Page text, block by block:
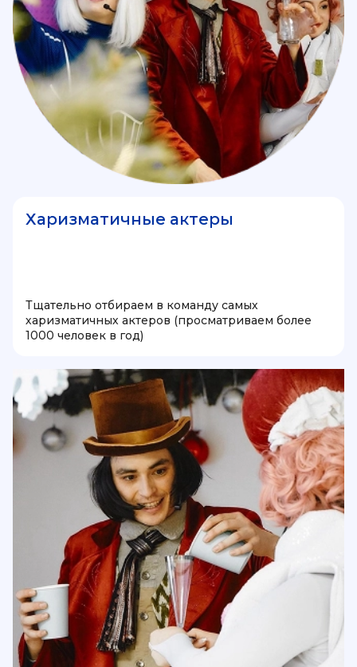
Харизматичные актеры
Тщательно отбираем в команду самых
харизматичных актеров (просматриваем более
1000 человек в год)